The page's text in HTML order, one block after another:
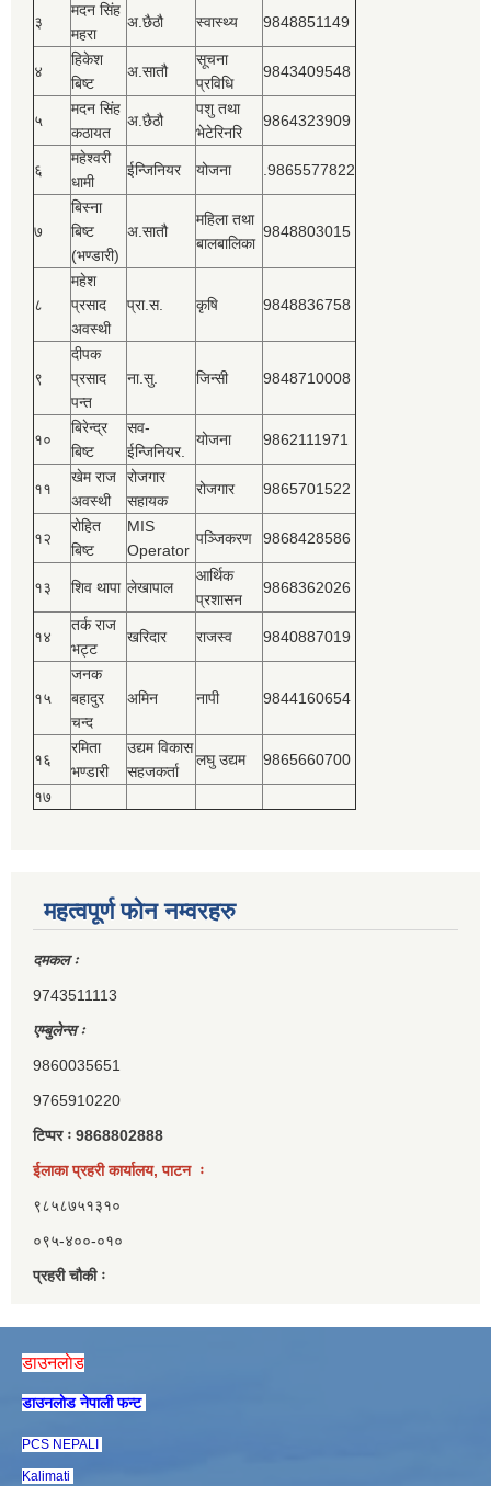
३
मदन सिंह
महरा
अ.छैठौ स्वास्थ्य 9848851149
४
हिकेश
बिष्‍ट
अ.सातौ
सूचना
प्रविधि
9843409548
५
मदन सिंह
कठायत
अ.छैठौ
पशु तथा
भेटेरिनरि
9864323909
६
महेश्‍वरी
धामी
ईन्जिनियर योजना .9865577822
७
बिस्‍ना
बिष्‍ट
(भण्डारी)
अ.सातौ
महिला तथा
बालबालिका
9848803015
८
महेश
प्रसाद
अवस्थी
प्रा.स. कृषि 9848836758
९
दीपक
प्रसाद
पन्त
ना.सु. जिन्सी 9848710008
१०
बिरेन्द्र
बिष्‍ट
सव-
ईन्जिनियर.
योजना 9862111971
११
खेम राज
अवस्थी
रोजगार
सहायक
रोजगार 9865701522
१२
रोहित
बिष्‍ट
MIS
Operator
पञ्‍जिकरण 9868428586
१३ शिव थापा लेखापाल
आर्थिक
प्रशासन
9868362026
१४
तर्क राज
भट्ट
खरिदार राजस्‍व 9840887019
१५
जनक
बहादुर
चन्द
अमिन नापी 9844160654
१६
रमिता
भण्डारी
उद्यम विकास
सहजकर्ता
लघु उद्यम 9865660700
१७
महत्वपूर्ण फोन नम्वरहरु
दमकल ः
9743511113
एम्बुलेन्स ः
9860035651
9765910220
टिप्पर ः 9868802888
ईलाका प्रहरी कार्यालय, पाटन ः
९८५८७५१३१०
०९५-४००-०१०
प्रहरी चौकी ः
डाउनलाेड
डाउनलाेड नेपाली फन्ट
PCS NEPALI
Kalimati